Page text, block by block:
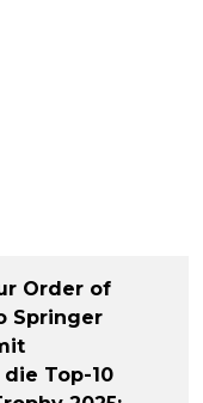
Order of
Springer
Top-10